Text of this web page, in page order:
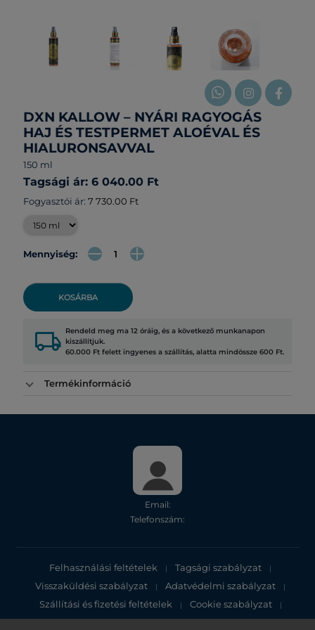
DXN KALLOW – NYÁRI RAGYOGÁS
HAJ ÉS TESTPERMET ALOÉVAL ÉS
HIALURONSAVVAL
150 ml
Tagsági ár: 6 040.00 Ft
Fogyasztói ár: 7 730.00 Ft
Mennyiség:
KOSÁRBA
local_shipping Rendeld meg ma 12 óráig, és a következő munkanapon
kiszállítjuk.
60.000 Ft felett ingyenes a szállítás, alatta mindössze 600 Ft.
Termékinformáció
Email:
Telefonszám:
Felhasználási feltételek | Tagsági szabályzat |
Visszaküldési szabályzat | Adatvédelmi szabályzat |
Szállítási és fizetési feltételek | Cookie szabályzat |
Adatvédelmi tájékoztató